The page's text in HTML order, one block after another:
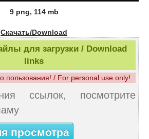
9 png, 114 mb
Скачать/Download
для загрузки / Download
links
пользования! / For personal use only!
ссылок, посмотрите
просмотра